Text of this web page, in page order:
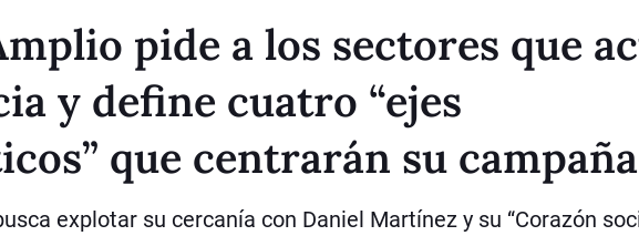
pide a los sectores que
y define cuatro “ejes
que centrarán su campaña
explotar su cercanía con Daniel Martínez y su “Corazón